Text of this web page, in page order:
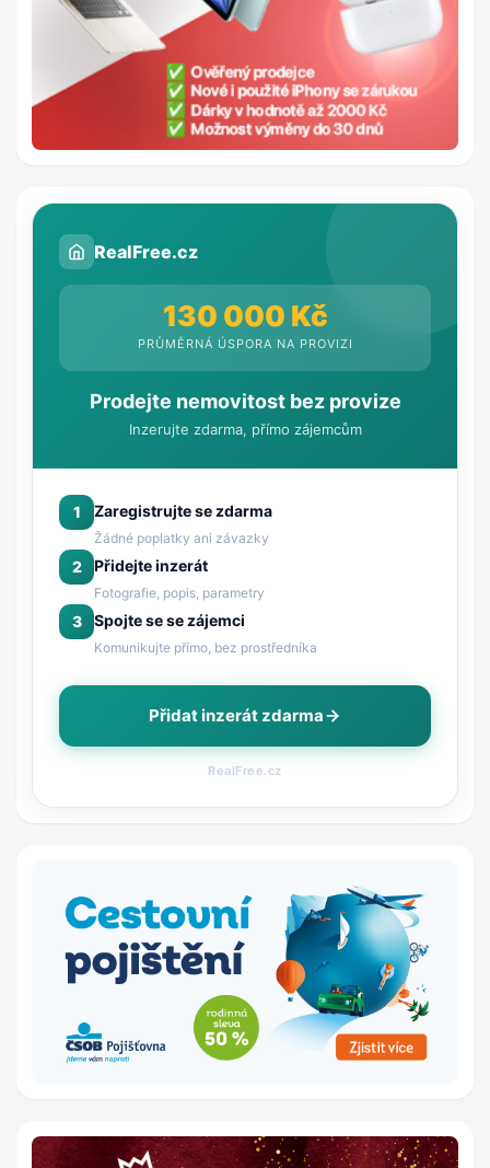
RealFree.cz
130 000 Kč
PRŮMĚRNÁ ÚSPORA NA PROVIZI
Prodejte nemovitost bez provize
Inzerujte zdarma, přímo zájemcům
1 Zaregistrujte se zdarma
Žádné poplatky ani závazky
2 Přidejte inzerát
Fotografie, popis, parametry
3 Spojte se se zájemci
Komunikujte přímo, bez prostředníka
Přidat inzerát zdarma
RealFree.cz